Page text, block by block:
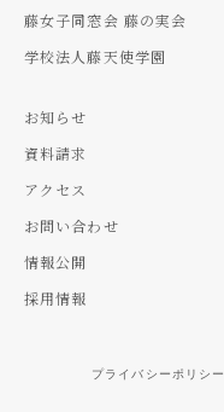
藤女子同窓会 藤の実会
学校法人藤天使学園
お知らせ
資料請求
アクセス
お問い合わせ
情報公開
採用情報
プライバシーポリシー